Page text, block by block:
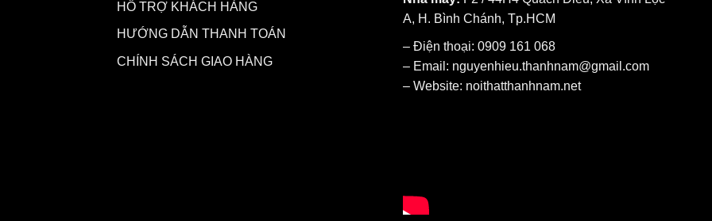
HỔ TRỢ KHÁCH HÀNG
HƯỚNG DẪN THANH TOÁN
CHÍNH SÁCH GIAO HÀNG
A, H. Bình Chánh, Tp.HCM
– Điện thoại: 0909 161 068
– Email: nguyenhieu.thanhnam@gmail.com
– Website: noithatthanhnam.net